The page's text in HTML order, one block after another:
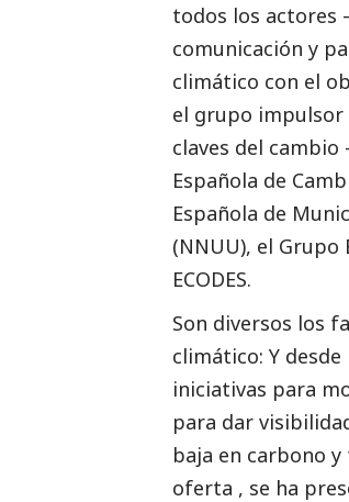
todos los actores
comunicación y
climático con el
el grupo
claves del
Española de
Española de
(NNUU), el Grupo
ECODES.
Son diversos los
climático: Y desde
iniciativas para
para dar
baja en carbono
oferta , se ha